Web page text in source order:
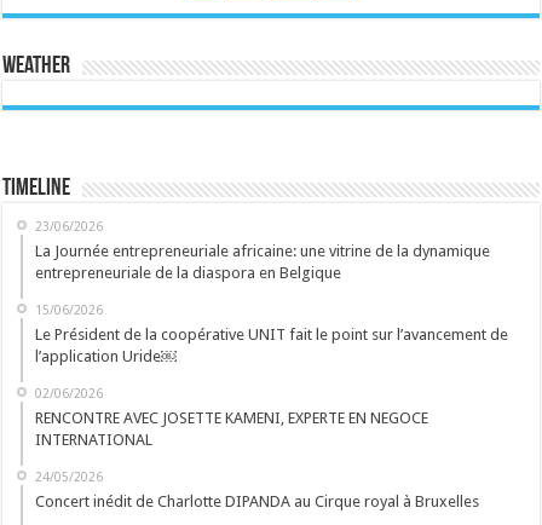
Weather
Timeline
23/06/2026
La Journée entrepreneuriale africaine: une vitrine de la dynamique
entrepreneuriale de la diaspora en Belgique
15/06/2026
Le Président de la coopérative UNIT fait le point sur l’avancement de
l’application Uride￼
02/06/2026
RENCONTRE AVEC JOSETTE KAMENI, EXPERTE EN NEGOCE
INTERNATIONAL
24/05/2026
Concert inédit de Charlotte DIPANDA au Cirque royal à Bruxelles